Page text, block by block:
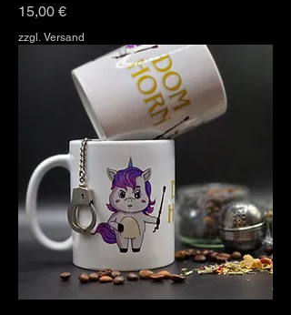
Preis
15,00 €
zzgl. Versand